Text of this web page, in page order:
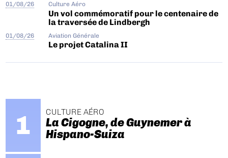
01/08/26 Culture Aéro
Un vol commémoratif pour le centenaire de
la traversée de Lindbergh
01/08/26 Aviation Générale
Le projet Catalina II
CULTURE AÉRO
La Cigogne, de Guynemer à
Hispano-Suiza